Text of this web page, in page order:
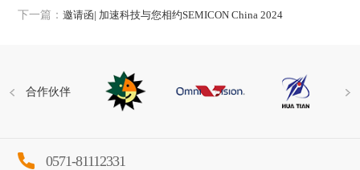
下一篇：邀请函| 加速科技与您相约SEMICON China 2024
合作伙伴
0571-81112331